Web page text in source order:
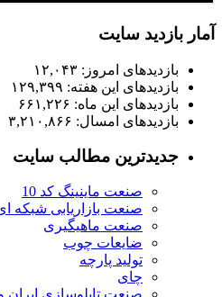
آمار بازدید سایت
بازدیدهای امروز: ۱۲,۰۴۳
بازدیدهای این هفته: ۱۲۹,۳۹۹
بازدیدهای این ماه: ۶۶۱,۲۲۶
بازدیدهای امسال: ۳,۲۱۰,۸۶۶
جدیدترین مطالب سایت
صنعت ماینینگ کد 10
صنعت بازاریابی شبکه ای
صنعت ماهیگیری
ضایعات چوب
تولید پارچه
چای